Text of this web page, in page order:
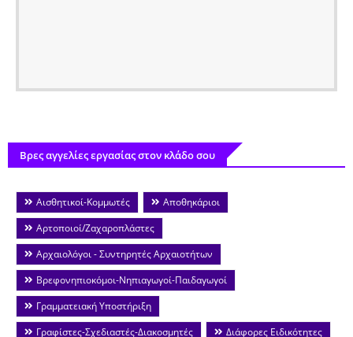
Βρες αγγελίες εργασίας στον κλάδο σου
Αισθητικοί-Κομμωτές
Αποθηκάριοι
Αρτοποιοί/Ζαχαροπλάστες
Αρχαιολόγοι - Συντηρητές Αρχαιοτήτων
Βρεφονηπιοκόμοι-Νηπιαγωγοί-Παιδαγωγοί
Γραμματειακή Υποστήριξη
Γραφίστες-Σχεδιαστές-Διακοσμητές
Διάφορες Ειδικότητες